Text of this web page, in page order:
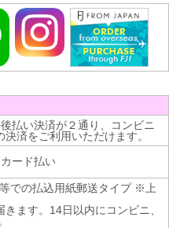
払い決済が２通り、コンビニ
済をご利用いただけます。
での払込用紙郵送タイプ ※上
ます。14日以内にコンビニ、